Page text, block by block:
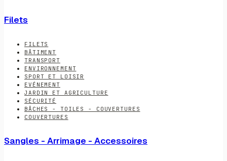
Filets
FILETS
BÂTIMENT
TRANSPORT
ENVIRONNEMENT
SPORT ET LOISIR
EVÉNEMENT
JARDIN ET AGRICULTURE
SÉCURITÉ
BÂCHES - TOILES - COUVERTURES
COUVERTURES
Sangles - Arrimage - Accessoires